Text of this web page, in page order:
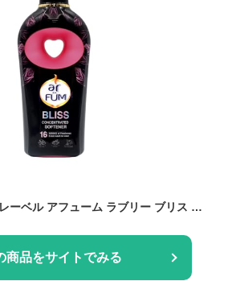
柔軟剤 液体 ブラックレーベル アフューム ラブリー ブリス 愛らしい香り 熟したレッドベリー＆ラズベリーの甘酸っぱく爽やかな香り プレミアム 900g 本体
商品をサイトでみる